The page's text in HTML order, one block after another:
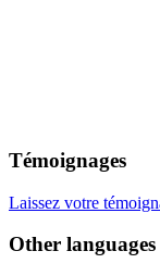
Témoignages
Laissez votre
Other languages